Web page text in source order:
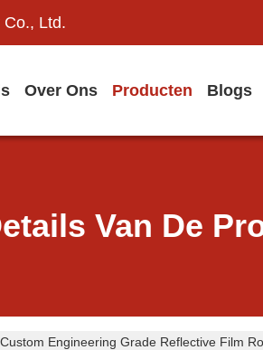
Co., Ltd.
Over Ons Producten Blogs
Van De
Engineering Grade Reflective Film